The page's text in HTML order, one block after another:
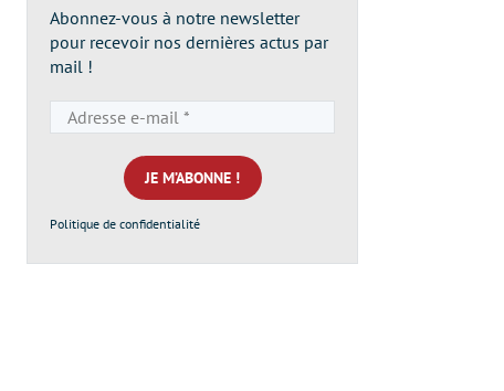
Abonnez-vous à notre newsletter
pour recevoir nos dernières actus par
mail !
e-
mail
*
Politique de confidentialité